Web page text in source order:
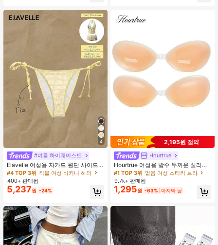
어졌습니다. 여성과 소녀에게 완벽하
며, 가을과 겨울에 이상적입니다.
4
#여름 하이웨이스트
Elavelle 여성용 자카드 원단 사이드
타이 비키니 하의, 봄/여름
#4 TOP 3위 직물 여성 비키니 하의
400+ 판매됨
5,237원 -24%
2,195원 절약
Hourtrue
Hourtrue 여성용 방수 두꺼운 실리콘
가슴 페탈, 작은 가슴 리프트업 & 푸시
인용, 웨딩 촬영 및 들러리용
#1 TOP 3위 없음 여성 스티키 브라
9.7k+ 판매됨
1,295원 -63% 마지막 날